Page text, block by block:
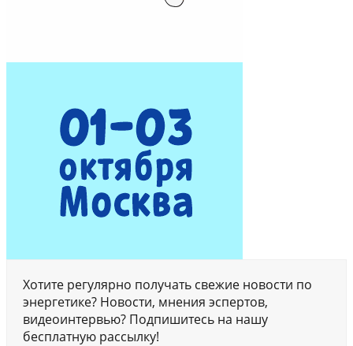
Хотите регулярно получать свежие новости по
энергетике? Новости, мнения эспертов,
видеоинтервью? Подпишитесь на нашу
бесплатную рассылку!